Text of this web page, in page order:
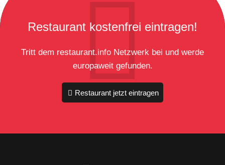
Restaurant kostenfrei eintragen!
Tritt dem restaurant.info Netzwerk bei und werde
europaweit gefunden.
Restaurant jetzt eintragen